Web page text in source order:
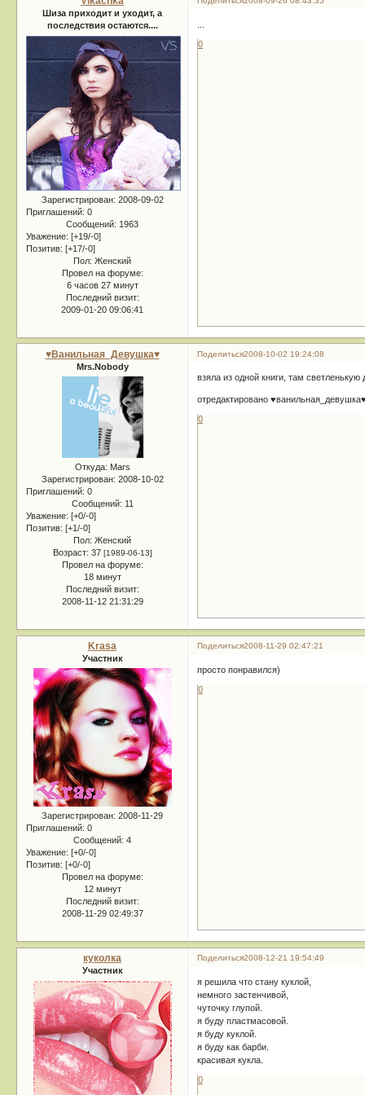
Шиза приходит и уходит, а
последствия остаются....
Зарегистрирован: 2008-09-02
Приглашений: 0
Сообщений: 1963
Уважение: [+19/-0]
Позитив: [+17/-0]
Пол: Женский
Провел на форуме:
6 часов 27 минут
Последний визит:
2009-01-20 09:06:41
0
Поделиться2008-10-02 19:24:08
♥Ванильная_Девушка♥
Mrs.Nobody
Откуда: Mars
Зарегистрирован: 2008-10-02
Приглашений: 0
Сообщений: 11
Уважение: [+0/-0]
Позитив: [+1/-0]
Пол: Женский
Возраст: 37 [1989-06-13]
Провел на форуме:
18 минут
Последний визит:
2008-11-12 21:31:29
взяла из одной книги, там
отредактировано
0
Поделиться2008-11-29 02:47:21
Krasa
Участник
Зарегистрирован: 2008-11-29
Приглашений: 0
Сообщений: 4
Уважение: [+0/-0]
Позитив: [+0/-0]
Провел на форуме:
12 минут
Последний визит:
2008-11-29 02:49:37
просто понравился)
0
Поделиться2008-12-21 19:54:49
куколка
Участник
я решила что стану куклой,
немного застенчивой,
чуточку глупой.
я буду пластмасовой.
я буду куклой.
я буду как барби.
красивая кукла.
0